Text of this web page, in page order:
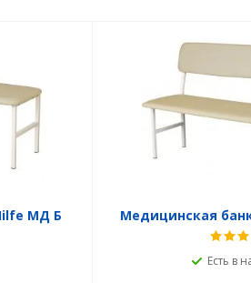
МД Б Медицинская
Есть в